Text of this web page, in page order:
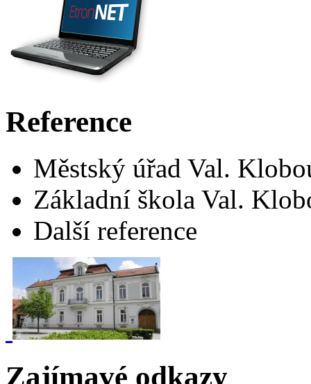
Reference
Městský úřad Val.
Základní škola Val.
Další reference
Zajímavé odkazy